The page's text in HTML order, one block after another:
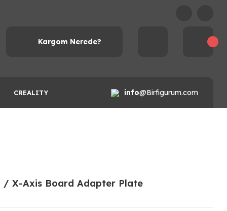
Kargom Nerede?
CREALITY info@Birfigurum.com
/ X-Axis Board Adapter Plate